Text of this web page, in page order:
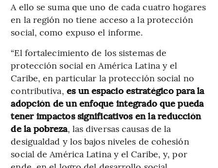
A ello se suma que uno de cada cuatro hogares
en la región no tiene acceso a la protección
social, como expuso el informe.
“El fortalecimiento de los sistemas de
protección social en América Latina y el
Caribe, en particular la protección social no
contributiva, es un espacio estratégico para la
adopción de un enfoque integrado que pueda
tener impactos significativos en la reducción
de la pobreza, las diversas causas de la
desigualdad y los bajos niveles de cohesión
social de América Latina y el Caribe, y, por